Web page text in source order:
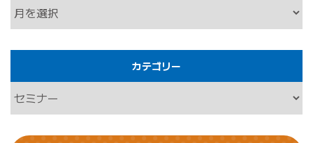
カテゴリー